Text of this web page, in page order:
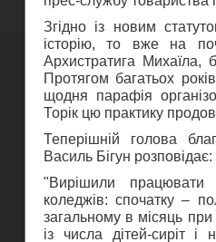
Згідно із новим
історію, то вже на
Архистратига Михаїла,
Протягом багатьох
щодня парафія
Торік цю практику
Теперішній голова
Василь Бігун розповідає:
"Вирішили працювати
коледжів: спочатку –
загальному в місяць
із числа дітей-сиріт і